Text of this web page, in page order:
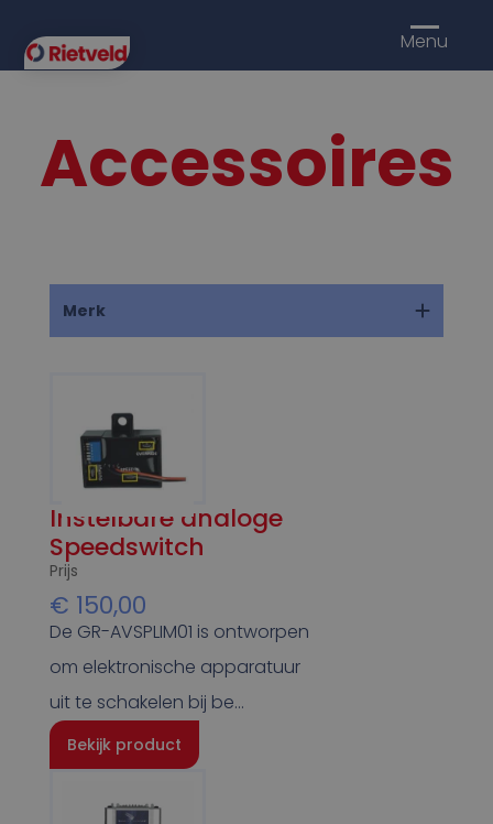
Menu
Accessoires
Merk
Camos
GrootJebbink
Instelbare analoge
Speedswitch
Prijs
€ 150,00
De GR-AVSPLIM01 is ontworpen
om elektronische apparatuur
uit te schakelen bij be…
Bekijk product